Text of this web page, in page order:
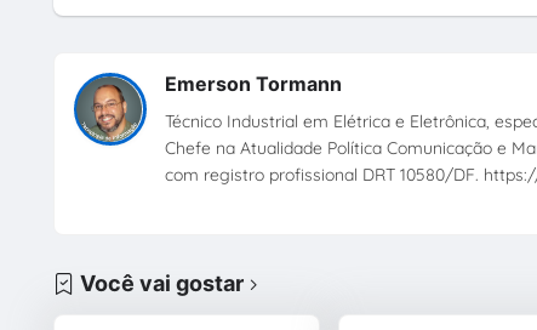
Emerson Tormann
Técnico Industrial em Elétrica e Eletrônica,
Chefe na Atualidade Política Comunicação e
com registro profissional DRT 10580/DF.
Você vai gostar